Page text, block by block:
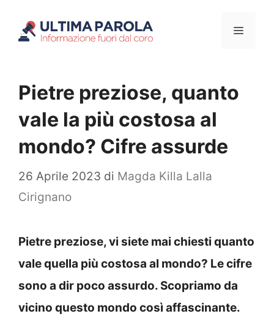
Menu
Pietre preziose, quanto
vale la più costosa al
mondo? Cifre assurde
26 Aprile 2023 di Magda Killa Lalla
Cirignano
Pietre preziose, vi siete mai chiesti quanto
vale quella più costosa al mondo? Le cifre
sono a dir poco assurdo. Scopriamo da
vicino questo mondo così affascinante.